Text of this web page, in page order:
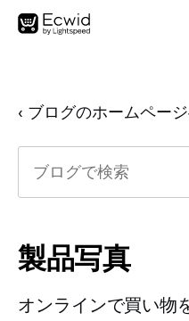
‹ ブログのホームペー
製品写真
オンラインで買い物